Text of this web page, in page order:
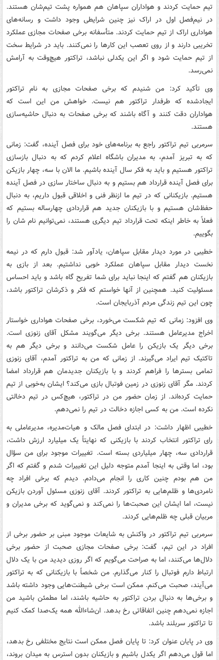
تیم حمایت کردند و هواداران سپاهان هم همواره پشت تیم‌شان هستند.
در نیم‌فصل اول در اراک نیز چنین شرایطی وجود داشت و رسانه‌های
هواداری اراک از تیم حمایت کردند. متأسفانه برخی صفحات مجازی عملکرد
تخریبی دارند و از روی تعصب این کارها را نمی‌کنند. باید در شرایط سخت
از تیم حمایت شود و اگر این یکدلی نباشد، تراکتور هیچ‌وقت به آرامش
نمی‌رسد.
وی تأکید کرد: من شنیدم که برخی صفحات مجازی به نام تراکتور
ایجادشده که طرفدار تراکتور هم نیست. خواهش من این است که
هواداران دقت کنند و آگاه باشند که برخی صفحات به دنبال حاشیه‌سازی
هستند.
سرمربی تیم تراکتور راجع به برنامه‌های خود برای فصل آینده، گفت: زمانی
که به تبریز آمدم، به مدیران باشگاه اعلام کردم که به دنبال بازسازی
تراکتور هستیم و باید به فکر سال آینده باشیم. ما الان با سه، چهار بازیکن
برای فصل آینده قرارداد هم بستیم و به دنبال ساختار سازی در فصل آینده
هستیم. بازیکنانی که در تیم ما ازنظر فنی و اخلاقی قبول داریم، به دنبال
حفظ‌شان هستیم و با بازیکنان جدید هم قراردادی چهارساله بستیم که
فعلاً به خاطر اینکه تحت قرارداد تیم دیگری هستند، نمی‌توانیم نام شان را
بگوییم.
خطیبی در مورد دیدار مقابل سپاهان، یادآور شد: قبول دارم که در نیمه
نخست دیدار مقابل سپاهان عملکرد خوبی نداشتیم. بعد از بازی به
بازیکنان هم گفتم که اینجا نباید برای شما تفریح گاه باشد و باید احساس
مسئولیت کنید. همچنین از آنها خواستم که فکر و ذکرشان تراکتور باشد،
چون این تیم زندگی مردم آذربایجان است.
وی افزود: زمانی که تیم شکست می‌خورد، برخی صفحات هواداری خواستار
اخراج مدیرعامل هستند. برخی دیگر می‌گویند مشکل آقای زنوزی است.
برخی دیگر یک بازیکن را عامل شکست می‌دانند و برخی دیگر هم به
تاکتیک تیم ایراد می‌گیرند. از زمانی که من به تراکتور آمدم، آقای زنوزی
تمامی بسترها را فراهم کردند و با بازیکنان جدیدمان هم قرارداد امضا
کردند. مگر آقای زنوزی در زمین فوتبال بازی می‌کند؟ ایشان به‌خوبی از تیم
حمایت کرده‌اند. از زمان حضور من در تراکتور، هیچ‌کس در تیم دخالتی
نکرده است. من به کسی اجازه دخالت در تیم را نمی‌دهم.
خطیبی اظهار داشت: در ابتدای فصل مالک و هیات‌مدیره، مدیرعاملی به
رای تراکتور انتخاب کردند با بازیکنی که نهایتاً یک میلیارد ارزش داشت،
قراردادی سه، چهار میلیاردی بسته است. تغییرات موجود برای من سؤال
بود، اما وقتی به اینجا آمدم متوجه دلیل این تغییرات شدم و گفتم که اگر
من هم بودم چنین کاری را انجام می‌دادم. دیدم که برخی افراد چه
نامردی‌ها و ظلم‌هایی به تراکتور کردند. آقای زنوزی مسئول آوردن بازیکن
نیست، اما ایشان این صحبت‌ها را نمی‌کند و نمی‌گوید که برخی مدیران و
مربیان قبلی چه ظلم‌هایی کردند.
سرمربی تیم تراکتور در واکنش به شایعات موجود مبنی بر حضور برخی از
افراد در این تیم، گفت: برخی صفحات مجازی صحبت از حضور برخی
دلال‌ها می‌کنند، اما به صراحت می‌گویم که اگر روزی دیدید من با یک دلال
ارتباط دارم فوتبال را کنار می‌گذارم. من شخصاً با بازیکنانی که به تراکتور
می‌آیند، صحبت می‌کنم. ممکن است برخی شیطنت‌هایی وجود داشته باشد
و برخی‌ها به دنبال بردن تراکتور به حاشیه باشند، اما مطمئن باشید من
اجازه نمی‌دهم چنین اتفاقاتی رخ بدهد. ان‌شاءالله همه یک‌صدا کمک کنیم
تا تراکتور سربلند باشد.
وی در پایان عنوان کرد: تا پایان فصل ممکن است نتایج مختلفی رخ بدهد،
اما قول می‌دهم اگر یکدل باشیم و بازیکنان بدون استرس به میدان بروند،